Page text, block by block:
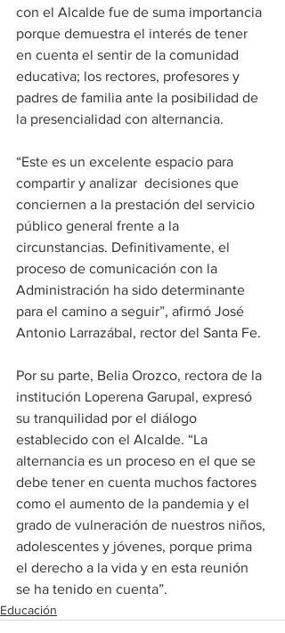
con el Alcalde fue de suma importancia
porque demuestra el interés de tener
en cuenta el sentir de la comunidad
educativa; los rectores, profesores y
padres de familia ante la posibilidad de
la presencialidad con alternancia.
“Este es un excelente espacio para
compartir y analizar  decisiones que
conciernen a la prestación del servicio
público general frente a la
circunstancias. Definitivamente, el
proceso de comunicación con la
Administración ha sido determinante
para el camino a seguir”, afirmó José
Antonio Larrazábal, rector del Santa Fe.
Por su parte, Belia Orozco, rectora de la
institución Loperena Garupal, expresó
su tranquilidad por el diálogo
establecido con el Alcalde. “La
alternancia es un proceso en el que se
debe tener en cuenta muchos factores
como el aumento de la pandemia y el
grado de vulneración de nuestros niños,
adolescentes y jóvenes, porque prima
el derecho a la vida y en esta reunión
se ha tenido en cuenta”.
Educación